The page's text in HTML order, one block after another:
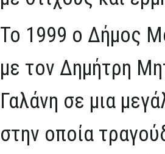
Το 1999 ο Δήμος
με τον Δημήτρη
Γαλάνη σε μια
στην οποία